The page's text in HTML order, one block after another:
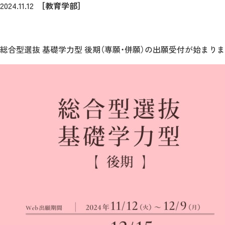
2024.11.12 ［教育学部］
総合型選抜 基礎学力型 後期（専願・併願）の出願受付が始まり